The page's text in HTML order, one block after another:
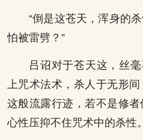
“倒是这苍天，浑身的
怕被雷劈？”
吕诏对于苍天这，丝
上咒术法术，杀人于无形间
这般流露行迹，若不是修
心性压抑不住咒术中的杀性。